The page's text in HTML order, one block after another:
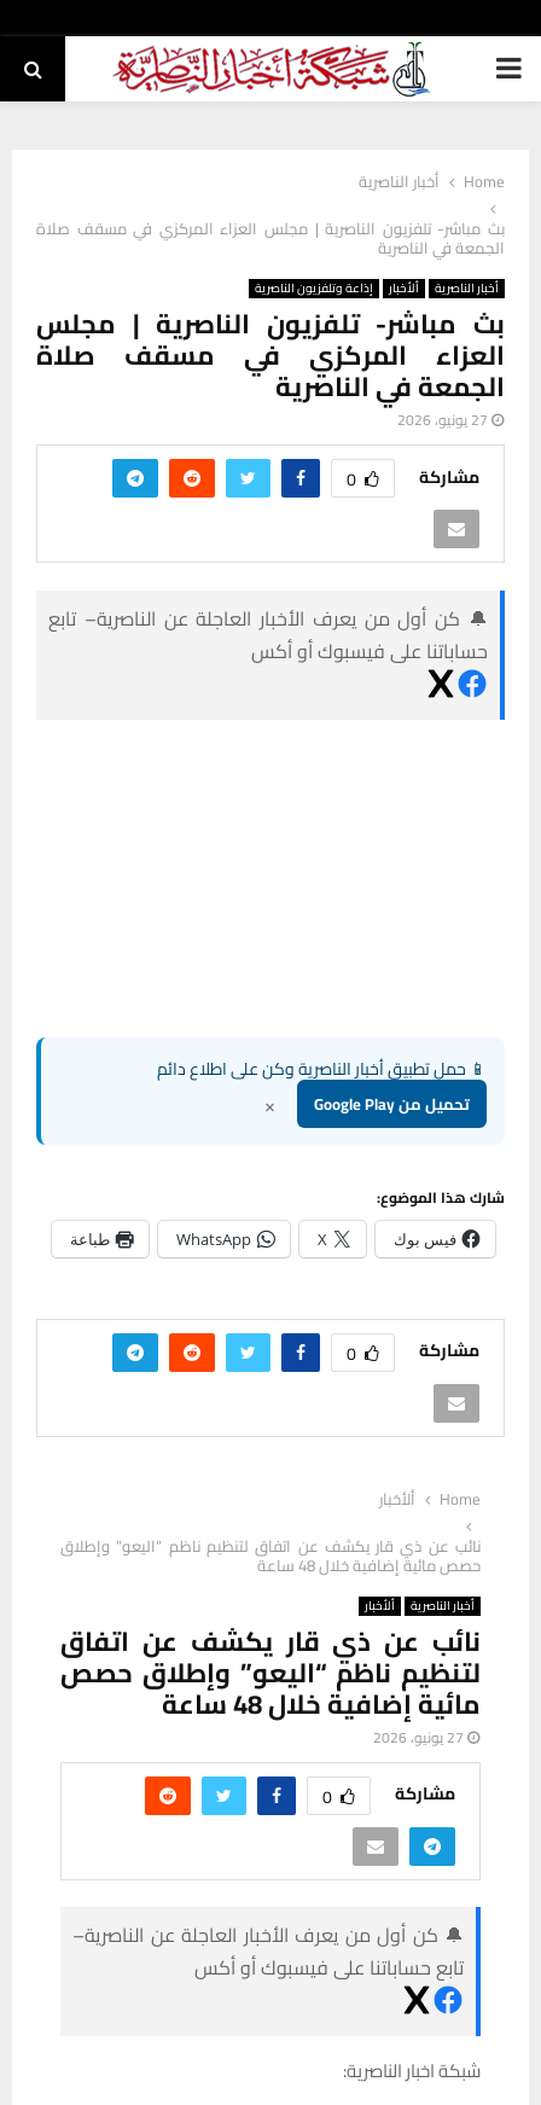
PRIMARY
Home
أخبار الناصرية
بث مباشر- تلفزيون الناصرية | مجلس العزاء المركزي في مسقف صلاة
الجمعة في الناصرية
أخبار الناصرية ألأخبار إذاعة وتلفزيون الناصرية
بث مباشر- تلفزيون الناصرية | مجلس
العزاء المركزي في مسقف صلاة
الجمعة في الناصرية
27 يونيو، 2026
مشاركة 0
🔔 كن أول من يعرف الأخبار العاجلة عن الناصرية– تابع
حساباتنا على فيسبوك أو أكس
📱 حمل تطبيق أخبار الناصرية وكن على اطلاع دائم
تحميل من Google Play ×
شارك هذا الموضوع:
فيس بوك X
WhatsApp طباعة
مشاركة 0
Home
ألأخبار
نائب عن ذي قار يكشف عن اتفاق لتنظيم ناظم “اليعو” وإطلاق
حصص مائية إضافية خلال 48 ساعة
أخبار الناصرية ألأخبار
نائب عن ذي قار يكشف عن اتفاق
لتنظيم ناظم “اليعو” وإطلاق حصص
مائية إضافية خلال 48 ساعة
27 يونيو، 2026
مشاركة 0
🔔 كن أول من يعرف الأخبار العاجلة عن الناصرية–
تابع حساباتنا على فيسبوك أو أكس
شبكة اخبار الناصرية: